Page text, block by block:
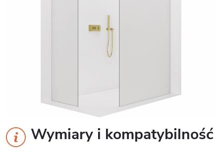
Wymiary i kompatybilność